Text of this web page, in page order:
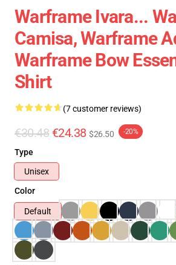
Warframe Ivara...
Camisa, Warframe
Warframe Bow
Shirt
(7 customer reviews)
€30.48 €24.38 $26.50 -20%
Type
Unisex
Color
Default